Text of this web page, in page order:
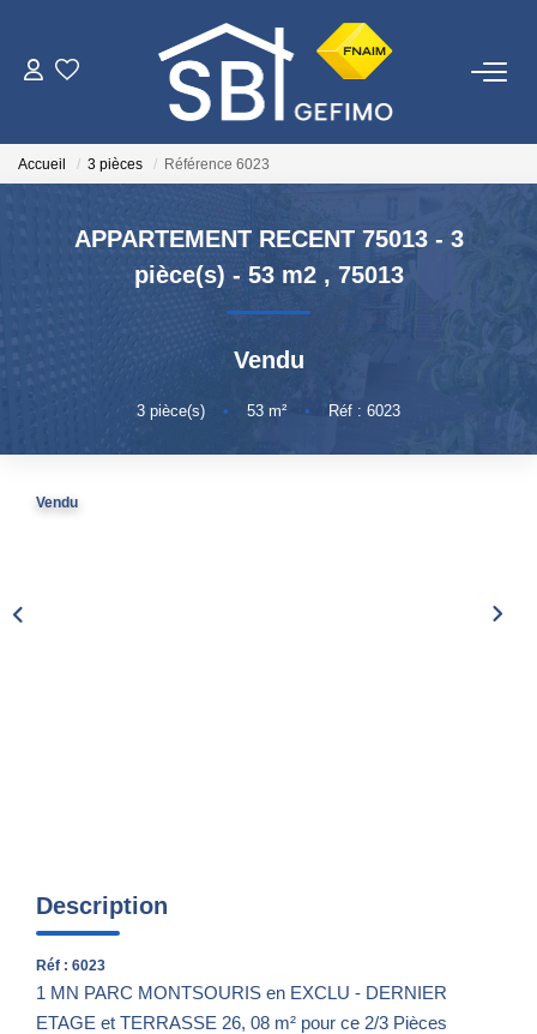
ACHETER
ESTIMER
NOTRE AGENCE
Accueil 3 pièces Référence 6023
APPARTEMENT RECENT 75013 - 3
pièce(s) - 53 m2 , 75013
Vendu
3 pièce(s) • 53 m² • Réf : 6023
Vendu
Description
Réf : 6023
1 MN PARC MONTSOURIS en EXCLU - DERNIER
ETAGE et TERRASSE 26, 08 m² pour ce 2/3 Pièces